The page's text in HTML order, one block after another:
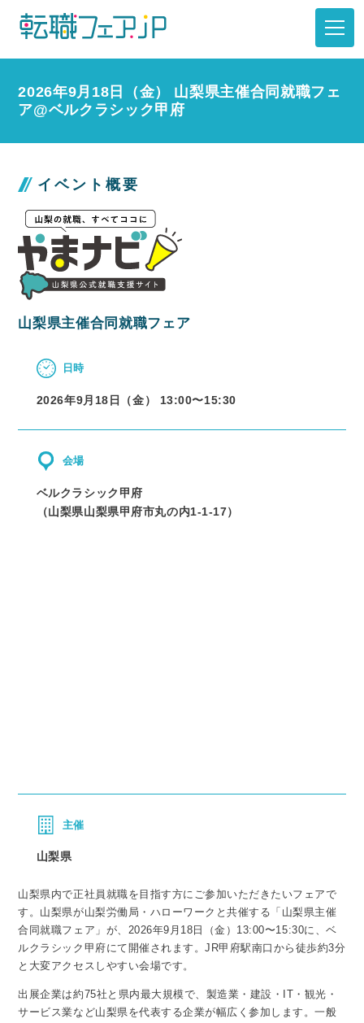
2026年9月18日（金） 山梨県主催合同就職フェ
ア@ベルクラシック甲府
イベント概要
山梨県主催合同就職フェア
日時
2026年9月18日（金） 13:00〜15:30
会場
ベルクラシック甲府
（山梨県山梨県甲府市丸の内1-1-17）
主催
山梨県
山梨県内で正社員就職を目指す方にご参加いただきたいフェアで
す。山梨県が山梨労働局・ハローワークと共催する「山梨県主催
合同就職フェア」が、2026年9月18日（金）13:00〜15:30に、ベ
ルクラシック甲府にて開催されます。JR甲府駅南口から徒歩約3分
と大変アクセスしやすい会場です。
出展企業は約75社と県内最大規模で、製造業・建設・IT・観光・
サービス業など山梨県を代表する企業が幅広く参加します。一般